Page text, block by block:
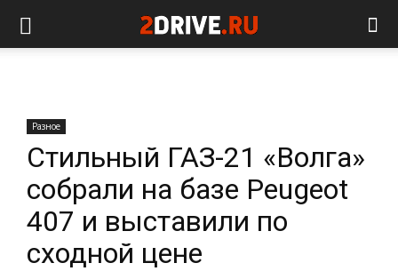
Разное
Стильный ГАЗ-21 «Волга»
собрали на базе Peugeot
407 и выставили по
сходной цене